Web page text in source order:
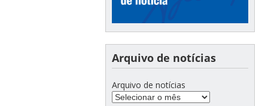
Arquivo de notícias
Arquivo de notícias